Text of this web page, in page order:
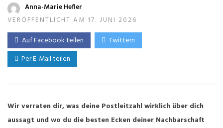
Anna-Marie Hefler
VERÖFFENTLICHT AM 17. JUNI 2026
Auf Facebook teilen
Twittern
Per E-Mail teilen
Wir verraten dir, was deine Postleitzahl wirklich über dich
aussagt und wo du die besten Ecken deiner Nachbarschaft